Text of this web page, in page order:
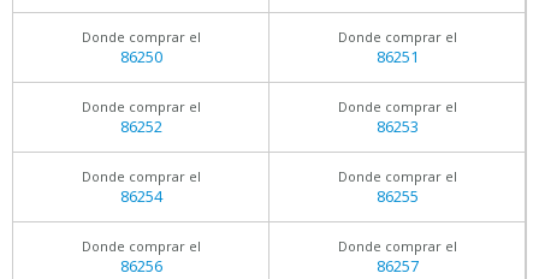
Donde comprar el
86250
Donde comprar el
86251
Donde comprar el
86252
Donde comprar el
86253
Donde comprar el
86254
Donde comprar el
86255
Donde comprar el
86256
Donde comprar el
86257